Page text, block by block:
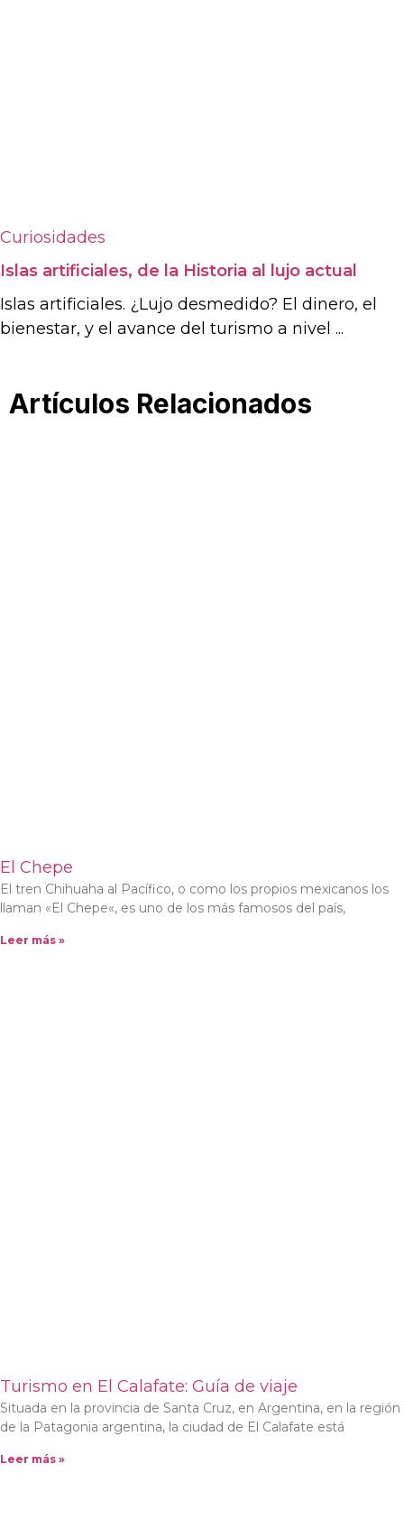
Curiosidades
Islas artificiales, de la Historia al lujo actual
Islas artificiales. ¿Lujo desmedido? El dinero, el
bienestar, y el avance del turismo a nivel ...
Artículos Relacionados
El Chepe
El tren Chihuaha al Pacífico, o como los propios mexicanos los
llaman «El Chepe«, es uno de los más famosos del país,
Leer más »
Turismo en El Calafate: Guía de viaje
Situada en la provincia de Santa Cruz, en Argentina, en la región
de la Patagonia argentina, la ciudad de El Calafate está
Leer más »